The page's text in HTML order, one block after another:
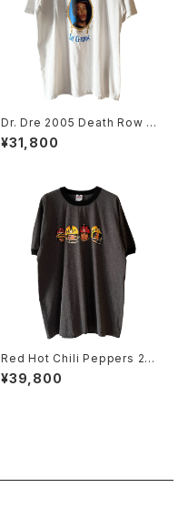
Dr. Dre 2005 Death Row Re
cords The Chronic Rap Te
e
¥31,800
Red Hot Chili Peppers 200
6 Stadium Arcadium Ringer
Band Tee
¥39,800